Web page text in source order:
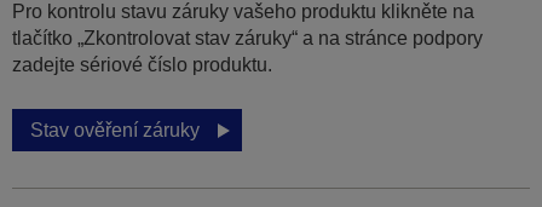
Pro kontrolu stavu záruky vašeho produktu klikněte na
tlačítko „Zkontrolovat stav záruky“ a na stránce podpory
zadejte sériové číslo produktu.
Stav ověření záruky